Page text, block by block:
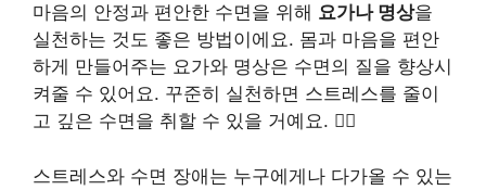
마음의 안정과 편안한 수면을 위해 요가나 명상을
실천하는 것도 좋은 방법이에요. 몸과 마음을 편안
하게 만들어주는 요가와 명상은 수면의 질을 향상시
켜줄 수 있어요. 꾸준히 실천하면 스트레스를 줄이
고 깊은 수면을 취할 수 있을 거예요. 🧘‍♀️
스트레스와 수면 장애는 누구에게나 다가올 수 있는